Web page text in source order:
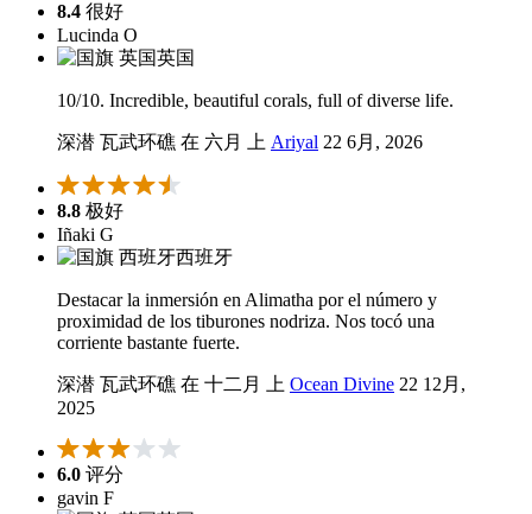
8.4 很好
Lucinda O
英国
10/10. Incredible, beautiful corals, full of diverse life.
深潜 瓦武环礁 在 六月 上 Ariyal 22 6月, 2026
8.8 极好
Iñaki G
西班牙
Destacar la inmersión en Alimatha por el número y
proximidad de los tiburones nodriza. Nos tocó una
corriente bastante fuerte.
深潜 瓦武环礁 在 十二月 上 Ocean Divine 22 12月,
2025
6.0 评分
gavin F